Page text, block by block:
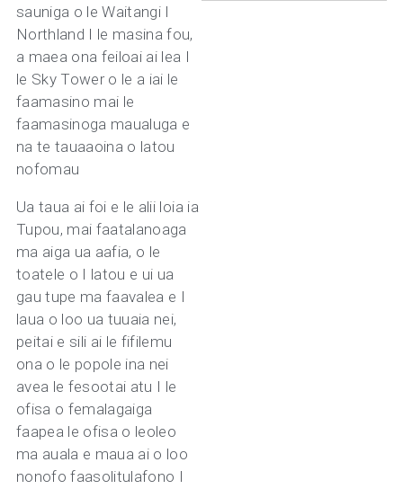
sauniga o le Waitangi I
Northland I le masina fou,
a maea ona feiloai ai lea I
le Sky Tower o le a iai le
faamasino mai le
faamasinoga maualuga e
na te tauaaoina o latou
nofomau
Ua taua ai foi e le alii loia ia
Tupou, mai faatalanoaga
ma aiga ua aafia, o le
toatele o I latou e ui ua
gau tupe ma faavalea e I
laua o loo ua tuuaia nei,
peitai e sili ai le fifilemu
ona o le popole ina nei
avea le fesootai atu I le
ofisa o femalagaiga
faapea le ofisa o leoleo
ma auala e maua ai o loo
nonofo faasolitulafono I